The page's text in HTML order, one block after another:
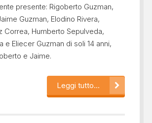
presente: Rigoberto Guzman,
Guzman, Elodino Rivera,
Correa, Humberto Sepulveda,
e Eliecer Guzman di soli 14 anni,
e Jaime.
Leggi tutto...